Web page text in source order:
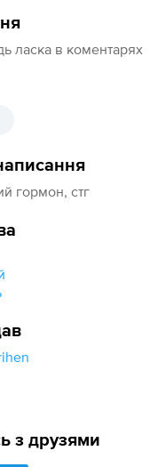
ласка в коментарях
гормон, стг
з друзями